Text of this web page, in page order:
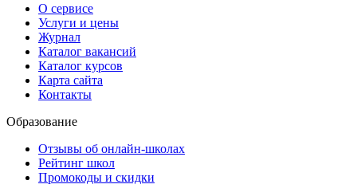
О сервисе
Услуги и цены
Журнал
Каталог вакансий
Каталог курсов
Карта сайта
Контакты
Образование
Отзывы об онлайн-школах
Рейтинг школ
Промокоды и скидки